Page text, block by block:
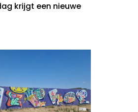
krijgt een nieuwe